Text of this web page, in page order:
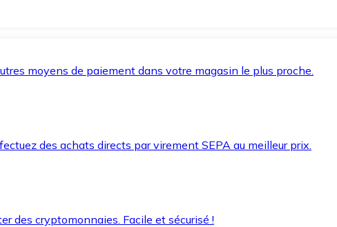
moyens de paiement dans votre magasin le plus proche.
des achats directs par virement SEPA au meilleur prix.
des cryptomonnaies. Facile et sécurisé !